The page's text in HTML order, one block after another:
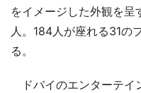
をイメージした外観を
人。184人が座れる31の
る。
ドバイのエンターテイ